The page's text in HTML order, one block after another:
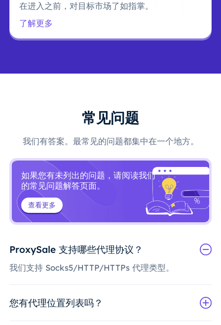
在进入之前，对目标市场了如指掌。
了解更多
常见问题
我们有答案。最常见的问题都集中在一个地方。
如果您有未列出的问题，请阅读我们
的常见问题解答页面。
查看更多
ProxySale 支持哪些代理协议？
我们支持 Socks5/HTTP/HTTPs 代理类型。
您有代理位置列表吗？